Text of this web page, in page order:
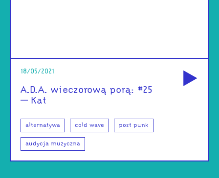
18/05/2021
A.D.A. wieczorową porą: #25
– Kat
alternatywa cold wave post punk
audycja muzyczna